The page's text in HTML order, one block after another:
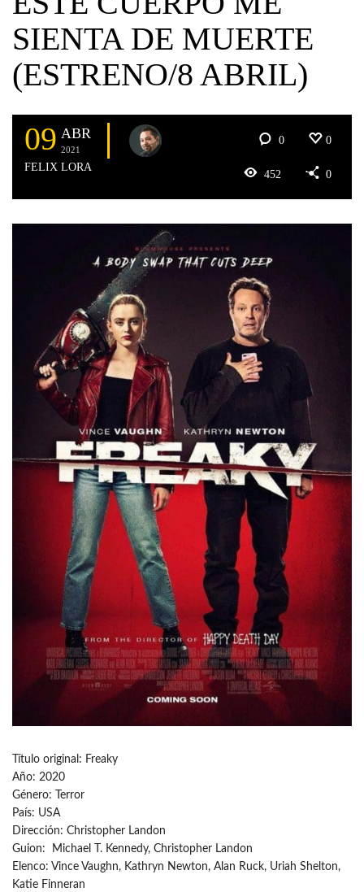
SIENTA DE MUERTE
(ESTRENO/8 ABRIL)
09 ABR
2021
FELIX LORA
0 0
452 0
Título original: Freaky
Año: 2020
Género: Terror
País: USA
Dirección: Christopher Landon
Guion: Michael T. Kennedy, Christopher Landon
Elenco: Vince Vaughn, Kathryn Newton, Alan Ruck, Uriah Shelton,
Katie Finneran